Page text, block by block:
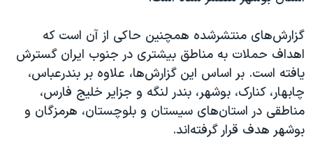
گزارش‌های منتشرشده همچنین حاکی از آن است که
اهداف حملات به مناطق بیشتری در جنوب ایران گسترش
یافته است. بر اساس این گزارش‌ها، علاوه بر بندرعباس،
چابهار، کنارک، بوشهر، بندر لنگه و جزایر خلیج فارس،
مناطقی در استان‌های سیستان و بلوچستان، هرمزگان و
بوشهر هدف قرار گرفته‌اند.